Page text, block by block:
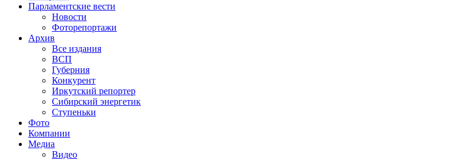
Парламентские вести
Новости
Фоторепортажи
Архив
Все издания
ВСП
Губерния
Конкурент
Иркутский репортер
Сибирский энергетик
Ступеньки
Фото
Компании
Медиа
Видео